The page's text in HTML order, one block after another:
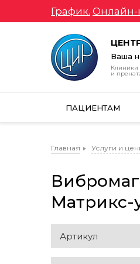
График. Онлайн-
Ваша
Клиники
и
ПАЦИЕНТАМ
Главная Услуги и
Матрикс-
Артикул